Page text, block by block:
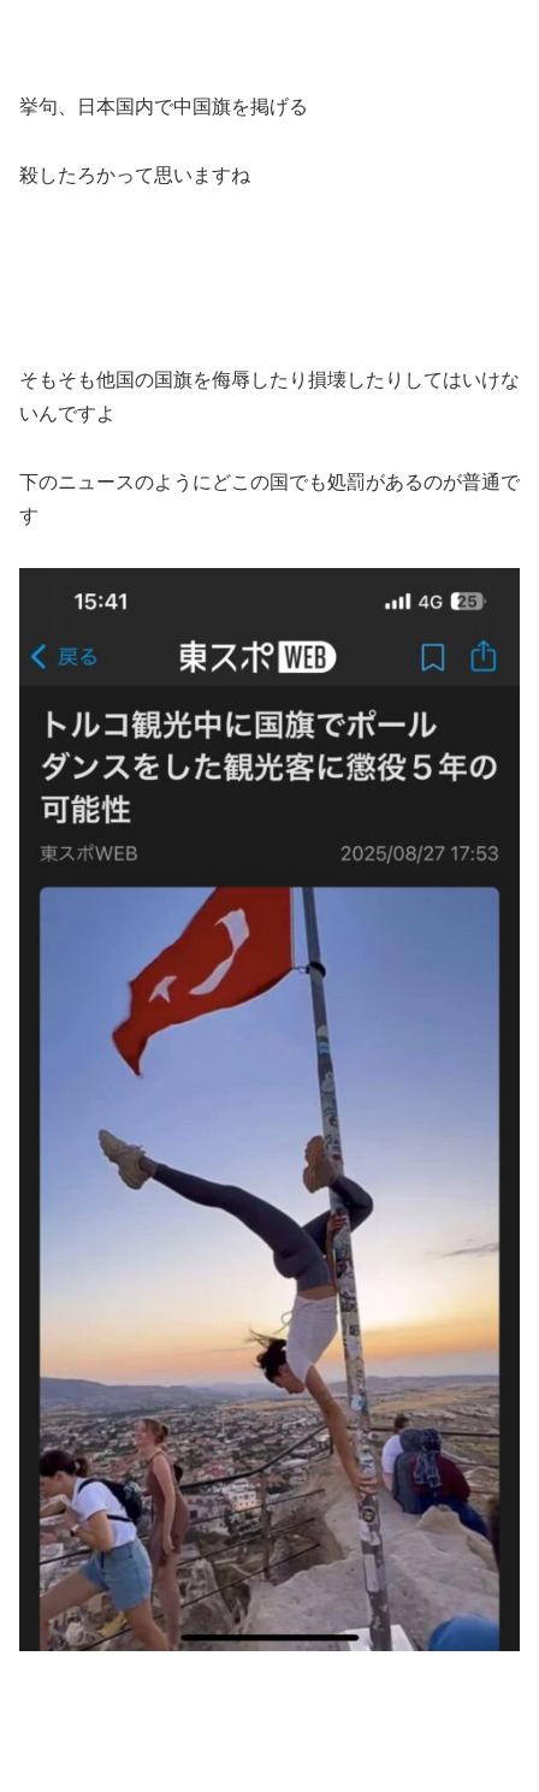
挙句、日本国内で中国旗を掲げる
殺したろかって思いますね
そもそも他国の国旗を侮辱したり損壊したりしてはいけな
いんですよ
下のニュースのようにどこの国でも処罰があるのが普通で
す